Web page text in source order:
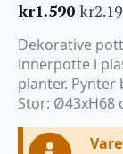
kr
Opprinnelig
pris
var:
kr2.190.
kr1.590
Nåværende
pris
er:
kr1.590.
Dekorative
innerpotte i
planter.
Stor: Ø43xH68